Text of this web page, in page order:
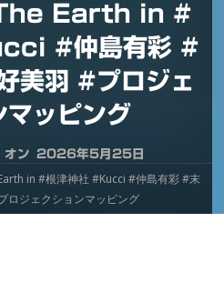
Earth in #
#仲島有彩 #
美羽 #プロジェ
マッピング
オン 2026年5月25日
in #根津神社 #Kucci #仲島有彩 #末
ロジェクションマッピング